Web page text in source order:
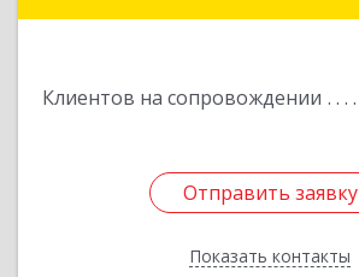
Клиентов на сопровождении
Отправить заявку
Показать контакты
Отправить заявку
Назад